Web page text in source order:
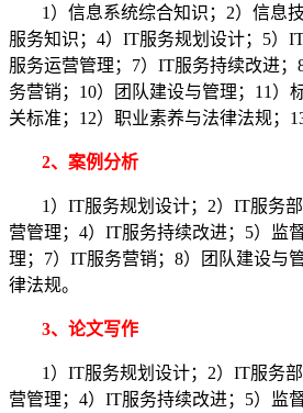
1）信息系统综合知识；2）信息
服务知识；4）IT服务规划设计；5）
服务运营管理；7）IT服务持续改进
务营销；10）团队建设与管理；11）
关标准；12）职业素养与法律法规；
2、案例分析
1）IT服务规划设计；2）IT服务
营管理；4）IT服务持续改进；5）监
理；7）IT服务营销；8）团队建设与
律法规。
3、论文写作
1）IT服务规划设计；2）IT服务
营管理；4）IT服务持续改进；5）监